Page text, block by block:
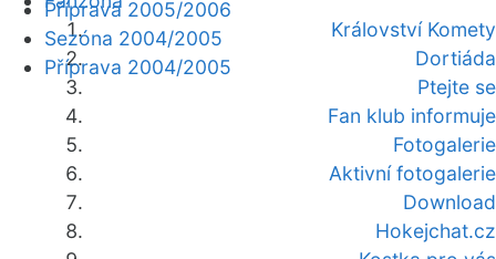
Království Komety
Dortiáda
Ptejte se
Fan klub informuje
Fotogalerie
Aktivní fotogalerie
Download
Hokejchat.cz
Příprava 2005/2006
Sezóna 2004/2005
Příprava 2004/2005